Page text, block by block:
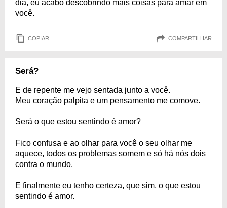
dia, eu acabo descobrindo mais coisas para amar em
você.
COPIAR COMPARTILHAR
Será?
E de repente me vejo sentada junto a você.
Meu coração palpita e um pensamento me comove.
Será o que estou sentindo é amor?
Fico confusa e ao olhar para você o seu olhar me
aquece, todos os problemas somem e só há nós dois
contra o mundo.
E finalmente eu tenho certeza, que sim, o que estou
sentindo é amor.